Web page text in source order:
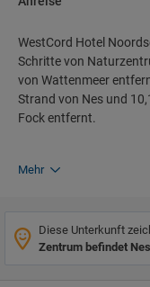
WestCord Hotel
Schritte von
von Wattenmeer
Strand von Nes und
Fock entfernt.
Mehr
Diese Unterkunft
Zentrum befindet Nes